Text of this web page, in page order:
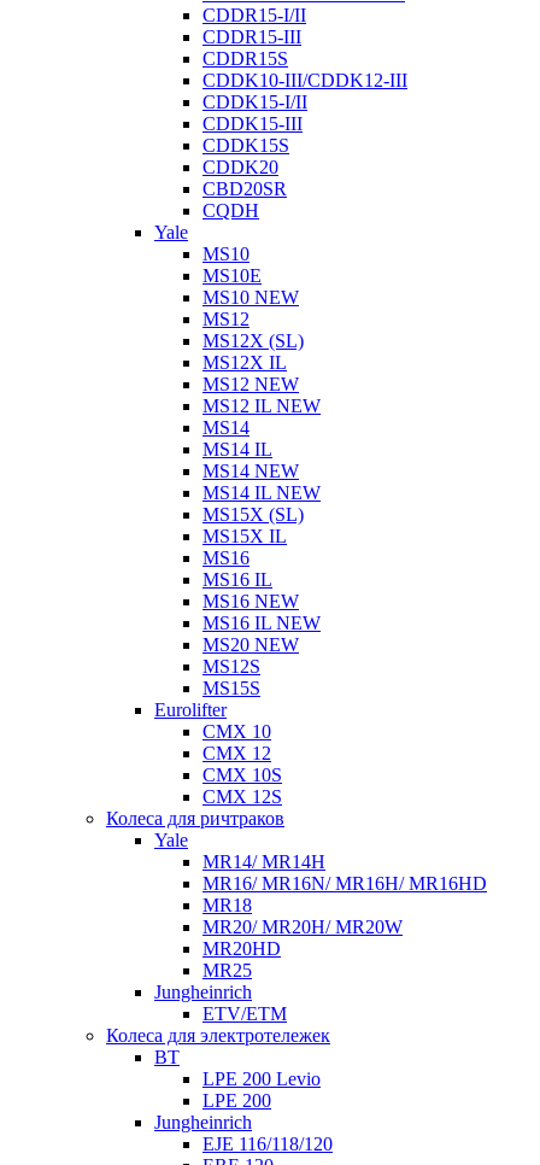
CDDR15-I/II
CDDR15-III
CDDR15S
CDDK10-III/CDDK12-III
CDDK15-I/II
CDDK15-III
CDDK15S
CDDK20
CBD20SR
CQDH
Yale
MS10
MS10E
MS10 NEW
MS12
MS12X (SL)
MS12X IL
MS12 NEW
MS12 IL NEW
MS14
MS14 IL
MS14 NEW
MS14 IL NEW
MS15X (SL)
MS15X IL
MS16
MS16 IL
MS16 NEW
MS16 IL NEW
MS20 NEW
MS12S
MS15S
Eurolifter
CMX 10
CMX 12
CMX 10S
CMX 12S
Колеса для ричтраков
Yale
MR14/ MR14H
MR16/ MR16N/ MR16H/ MR16HD
MR18
MR20/ MR20H/ MR20W
MR20HD
MR25
Jungheinrich
ETV/ETM
Колеса для электротележек
BT
LPE 200 Levio
LPE 200
Jungheinrich
EJE 116/118/120